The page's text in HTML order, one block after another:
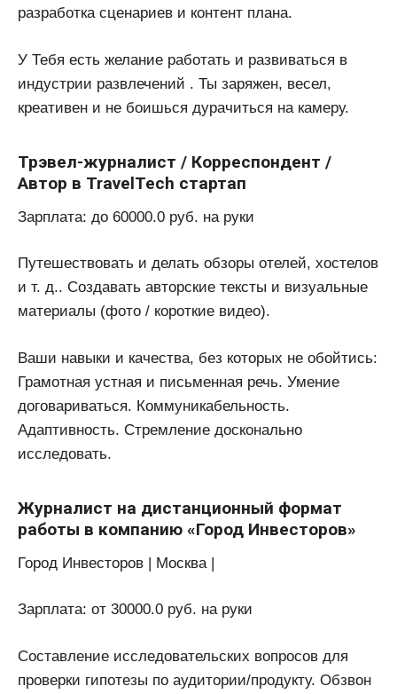
разработка сценариев и контент плана.
У Тебя есть желание работать и развиваться в
индустрии развлечений . Ты заряжен, весел,
креативен и не боишься дурачиться на камеру.
Трэвел-журналист / Корреспондент /
Автор в TravelTech стартап
Зарплата: до 60000.0 руб. на руки
Путешествовать и делать обзоры отелей, хостелов
и т. д.. Создавать авторские тексты и визуальные
материалы (фото / короткие видео).
Ваши навыки и качества, без которых не обойтись:
Грамотная устная и письменная речь. Умение
договариваться. Коммуникабельность.
Адаптивность. Стремление досконально
исследовать.
Журналист на дистанционный формат
работы в компанию «Город Инвесторов»
Город Инвесторов | Москва |
Зарплата: от 30000.0 руб. на руки
Составление исследовательских вопросов для
проверки гипотезы по аудитории/продукту. Обзвон